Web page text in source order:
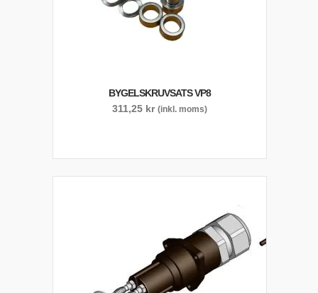
BYGELSKRUVSATS VP8
311,25 kr (inkl. moms)